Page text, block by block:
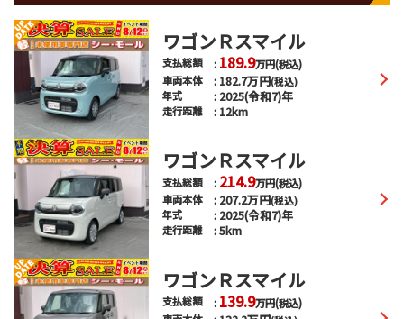
ワゴンＲスマイル
支払総額 189.9万円(税込)
車両本体
182.7万円(税込)
年式 2025(令和7)年
走行距離 12km
ワゴンＲスマイル
支払総額 214.9万円(税込)
車両本体
207.2万円(税込)
年式 2025(令和7)年
走行距離 5km
ワゴンＲスマイル
支払総額 139.9万円(税込)